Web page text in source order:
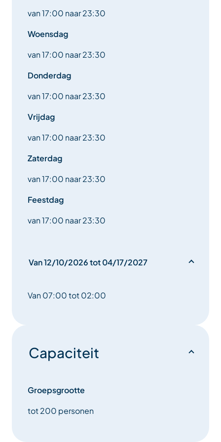
van 17:00 naar 23:30
Woensdag
van 17:00 naar 23:30
Donderdag
van 17:00 naar 23:30
Vrijdag
van 17:00 naar 23:30
Zaterdag
van 17:00 naar 23:30
Feestdag
van 17:00 naar 23:30
Van 12/10/2026 tot 04/17/2027
Van 07:00 tot 02:00
Capaciteit
Groepsgrootte
tot 200 personen